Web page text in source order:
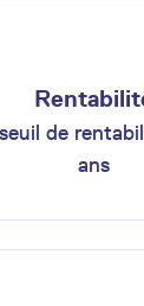
de
ans